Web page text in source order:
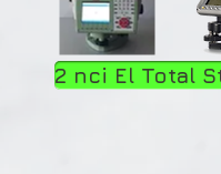
2 nci El Total